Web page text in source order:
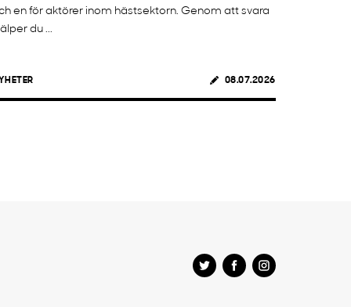
en för aktörer inom hästsektorn. Genom att svara
du ...
08.07.2026